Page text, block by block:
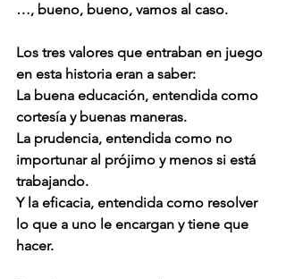
…, bueno, bueno, vamos al caso.
Los tres valores que entraban en juego
en esta historia eran a saber:
La buena educación, entendida como
cortesía y buenas maneras.
La prudencia, entendida como no
importunar al prójimo y menos si está
trabajando.
Y la eficacia, entendida como resolver
lo que a uno le encargan y tiene que
hacer.